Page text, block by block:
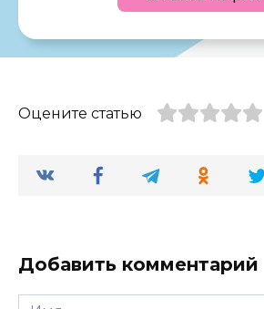
Оцените статью
Добавить комментарий
Имя